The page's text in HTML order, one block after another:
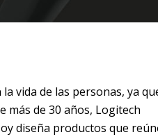
vida de las personas, ya
más de 30 años, Logitech
diseña productos que